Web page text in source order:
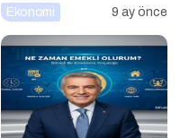
Yönetimi için 10 Altın
Ekonomi 9 ay önce